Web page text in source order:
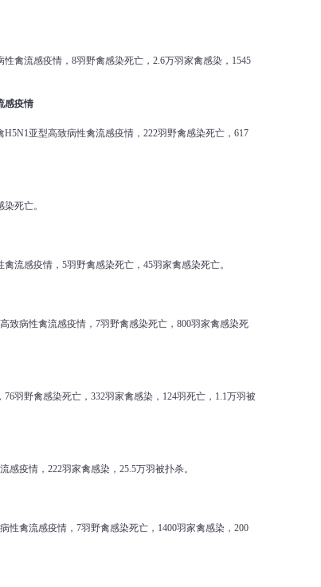
禽流感疫情，8羽野禽感染死亡，2.6万羽家禽感染，1545
感疫情
亚型高致病性禽流感疫情，222羽野禽感染死亡，617
死亡。
流感疫情，5羽野禽感染死亡，45羽家禽感染死亡。
致病性禽流感疫情，7羽野禽感染死亡，800羽家禽感染死
羽野禽感染死亡，332羽家禽感染，124羽死亡，1.1万羽被
疫情，222羽家禽感染，25.5万羽被扑杀。
性禽流感疫情，7羽野禽感染死亡，1400羽家禽感染，200